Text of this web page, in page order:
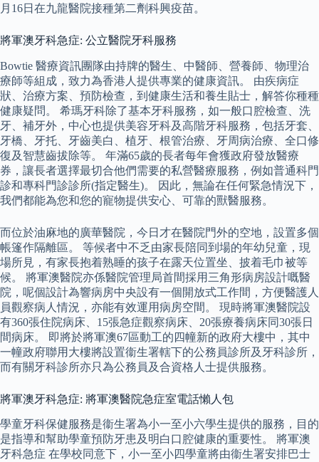
月16日在九龍醫院接種第二劑科興疫苗。
將軍澳牙科急症: 公立醫院牙科服務
Bowtie 醫療資訊團隊由持牌的醫生、中醫師、營養師、物理治
療師等組成，致力為香港人提供專業的健康資訊。 由疾病症
狀、治療方案、預防檢查，到健康生活和養生貼士，解答你種種
健康疑問。 希瑪牙科除了基本牙科服務，如一般口腔檢查、洗
牙、補牙外，中心也提供美容牙科及高階牙科服務，包括牙套、
牙橋、牙托、牙齒美白、植牙、根管治療、牙周病治療、全口修
復及智慧齒拔除等。 年滿65歲的長者每年會獲政府發放醫療
券，讓長者選擇最切合他們需要的私營醫療服務，例如普通科門
診和專科門診診所(指定醫生)。 因此，無論在任何緊急情況下，
我們都能為您和您的寵物提供安心、可靠的獸醫服務。
而位於油麻地的廣華醫院，今日才在醫院門外的空地，設置多個
帳篷作隔離區。 等候者中不乏由家長陪同到場的年幼兒童，現
場所見，有家長抱着熟睡的孩子在露天位置坐、披着毛巾被等
候。 將軍澳醫院亦係醫院管理局首間採用三角形病房設計嘅醫
院，呢個設計為響病房中央設有一個開放式工作間，方便醫護人
員觀察病人情況，亦能有效運用病房空間。 現時將軍澳醫院設
有360張住院病床、15張急症觀察病床、20張療養病床同30張日
間病床。 即將於將軍澳67區動工的四幢新的政府大樓中，其中
一幢政府聯用大樓將設置衞生署轄下的公務員診所及牙科診所，
而有關牙科診所亦只為公務員及合資格人士提供服務。
將軍澳牙科急症: 將軍澳醫院急症室電話懶人包
學童牙科保健服務是衞生署為小一至小六學生提供的服務，目的
是指導和幫助學童預防牙患及明白口腔健康的重要性。 將軍澳
牙科急症 在學校同意下，小一至小四學童將由衞生署安排巴士